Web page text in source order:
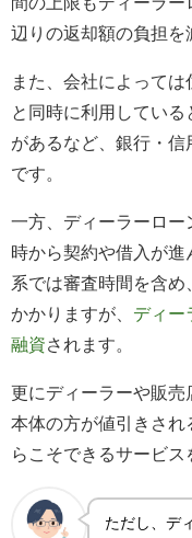
辺りの返却額の負担を
また、会社によって
と同時に利用してい
があるなど、銀行・
です。
一方、ディーラーロー
時から契約や借入が
系では審査時間を含
かかりますが、 ディー
融資されます。
更にディーラーや販売
本体の方が値引きさ
らこそできるサービス
ただし、デ